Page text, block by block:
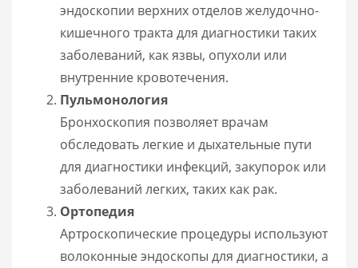
эндоскопии верхних отделов желудочно-
кишечного тракта для диагностики таких
заболеваний, как язвы, опухоли или
внутренние кровотечения.
Пульмонология
Бронхоскопия позволяет врачам
обследовать легкие и дыхательные пути
для диагностики инфекций, закупорок или
заболеваний легких, таких как рак.
Ортопедия
Артроскопические процедуры используют
волоконные эндоскопы для диагностики, а